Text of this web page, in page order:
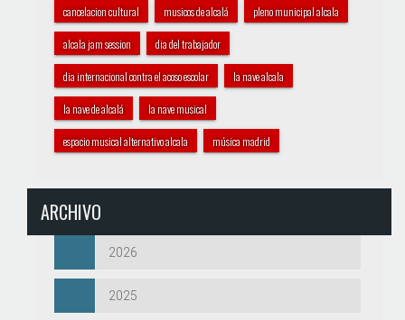
cancelacion cultural musicos de alcalá pleno municipal alcala
alcala jam session dia del trabajador
dia internacional contra el acoso escolar la nave alcala
la nave de alcalá la nave musical
espacio musical alternativo alcala música madrid
ARCHIVO
2026
2025